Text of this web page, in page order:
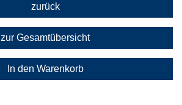
zurück
zur Gesamtübersicht
In den Warenkorb